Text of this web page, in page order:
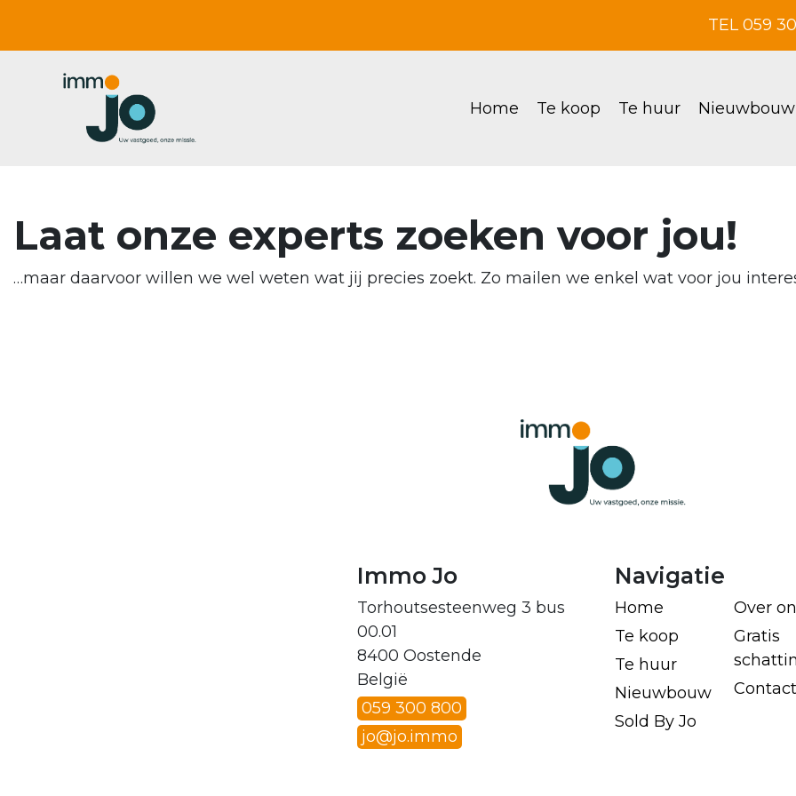
TEL 059
Home Te koop Te huur Nieuwbouw
Laat onze experts zoeken voor jou!
…maar daarvoor willen we wel weten wat jij precies zoekt. Zo mailen we enkel wat voor jou
Immo Jo
Torhoutsesteenweg 3 bus
00.01
8400 Oostende
België
059 300 800
jo@jo.immo
Navigatie
Home
Te koop
Te huur
Nieuwbouw
Sold By Jo
Over
Gratis
Contact